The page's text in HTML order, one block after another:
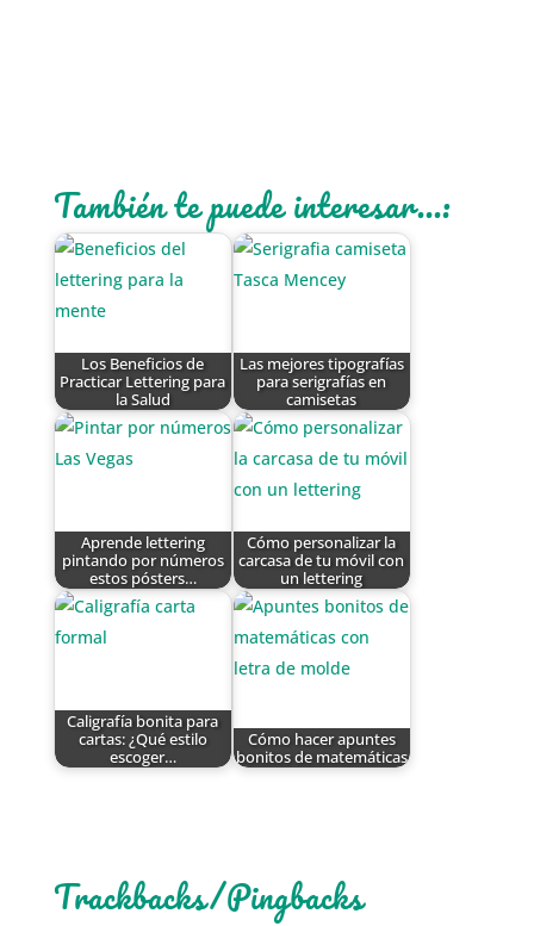
También te puede interesar...:
Los Beneficios de
Practicar Lettering para
la Salud
Las mejores tipografías
para serigrafías en
camisetas
Aprende lettering
pintando por números
estos pósters…
Cómo personalizar la
carcasa de tu móvil con
un lettering
Caligrafía bonita para
cartas: ¿Qué estilo
escoger…
Cómo hacer apuntes
bonitos de matemáticas
Trackbacks/Pingbacks